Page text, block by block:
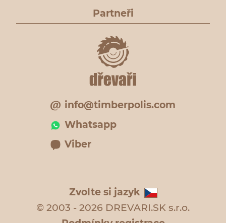
Partneři
info@timberpolis.com
Whatsapp
Viber
Zvolte si jazyk
© 2003 - 2026 DREVARI.SK s.r.o.